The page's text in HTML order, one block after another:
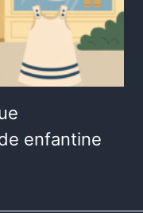
enfantine